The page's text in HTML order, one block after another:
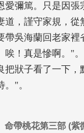
愛彌篤。只是因張
道，謹守家規，
帶吳海蘭回老家裡
唉！真是慘啊。"。
把狀子看了一下，
。"。
命帶桃花第三部 (紫